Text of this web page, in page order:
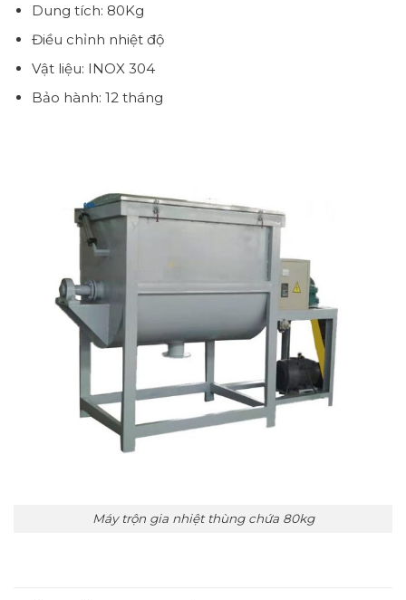
Dung tích: 80Kg
Điều chỉnh nhiệt độ
Vật liệu: INOX 304
Bảo hành: 12 tháng
Máy trộn gia nhiệt thùng chứa 80kg